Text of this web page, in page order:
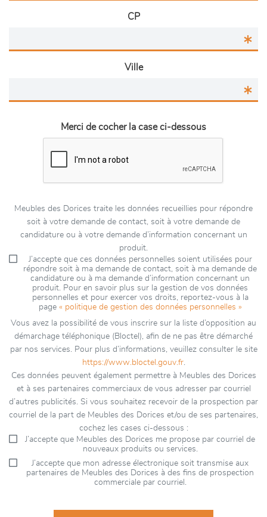
CP
Ville
Merci de cocher la case ci-dessous
Meubles des Dorices traite les données recueillies pour répondre
soit à votre demande de contact, soit à votre demande de
candidature ou à votre demande d’information concernant un
produit.
J’accepte que ces données personnelles soient utilisées pour
répondre soit à ma demande de contact, soit à ma demande de
candidature ou à ma demande d’information concernant un
produit. Pour en savoir plus sur la gestion de vos données
personnelles et pour exercer vos droits, reportez-vous à la
page « politique de gestion des données personnelles »
Vous avez la possibilité de vous inscrire sur la liste d’opposition au
démarchage téléphonique (Bloctel), afin de ne pas être démarché
par nos services. Pour plus d’informations, veuillez consulter le site
https://www.bloctel.gouv.fr.
Ces données peuvent également permettre à Meubles des Dorices
et à ses partenaires commerciaux de vous adresser par courriel
d’autres publicités. Si vous souhaitez recevoir de la prospection par
courriel de la part de Meubles des Dorices et/ou de ses partenaires,
cochez les cases ci-dessous :
J’accepte que Meubles des Dorices me propose par courriel de
nouveaux produits ou services.
J’accepte que mon adresse électronique soit transmise aux
partenaires de Meubles des Dorices à des fins de prospection
commerciale par courriel.